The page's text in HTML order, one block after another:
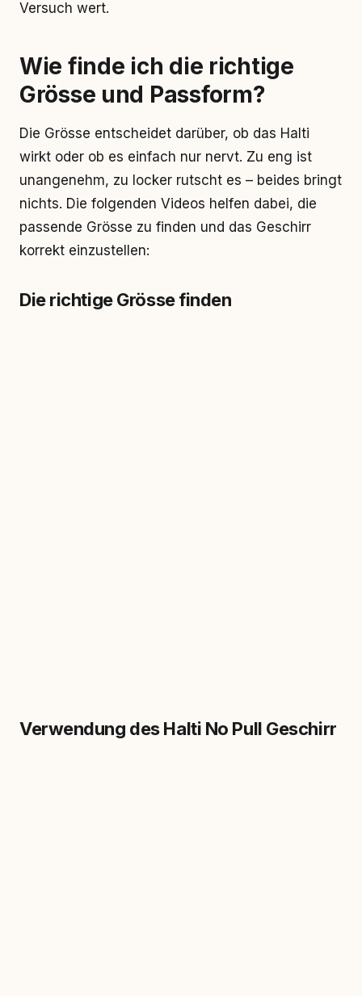
Versuch wert.
Wie finde ich die richtige
Grösse und Passform?
Die Grösse entscheidet darüber, ob das Halti
wirkt oder ob es einfach nur nervt. Zu eng ist
unangenehm, zu locker rutscht es – beides bringt
nichts. Die folgenden Videos helfen dabei, die
passende Grösse zu finden und das Geschirr
korrekt einzustellen:
Die richtige Grösse finden
Verwendung des Halti No Pull Geschirr